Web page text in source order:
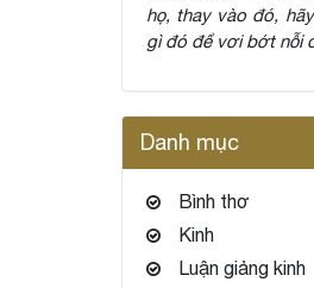
họ, thay vào đó,
gì đó để vơi bớt nỗi
Danh mục
Bình thơ
Kinh
Luận giảng kinh